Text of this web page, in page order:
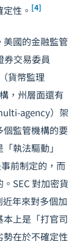
性。 [4]
美國的金融監管
交易委員
貨幣監理
，州層面還有
agency）架
個監管機構的要
執法驅動」
前制定的，而
SEC 對加密貨
近年來對多個加
上是「打官司
在於不確定性